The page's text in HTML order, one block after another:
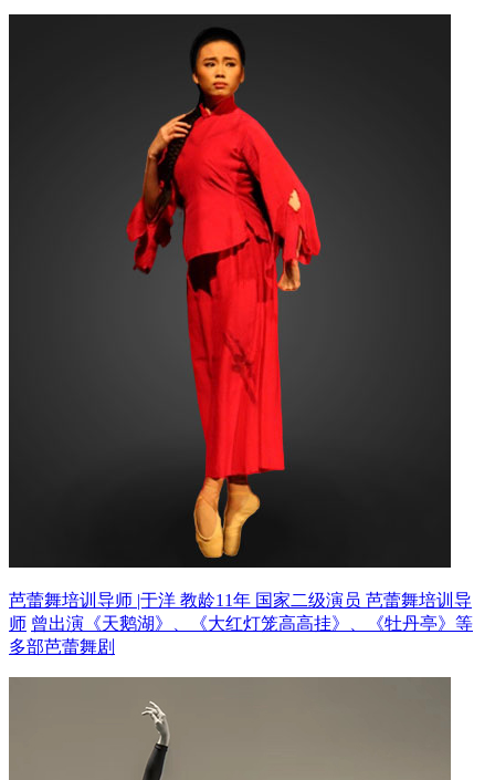
芭蕾舞培训导师 |于洋 教龄11年 国家二级演员 芭蕾舞培训导
师 曾出演《天鹅湖》、《大红灯笼高高挂》、《牡丹亭》等
多部芭蕾舞剧